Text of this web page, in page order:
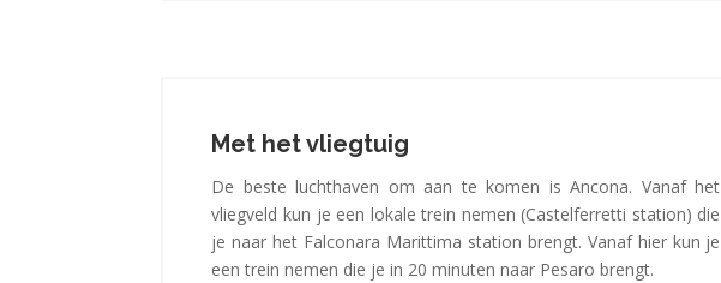
Met het vliegtuig
De beste luchthaven om aan te komen is Ancona. Vanaf het
vliegveld kun je een lokale trein nemen (Castelferretti station) die
je naar het Falconara Marittima station brengt. Vanaf hier kun je
een trein nemen die je in 20 minuten naar Pesaro brengt.